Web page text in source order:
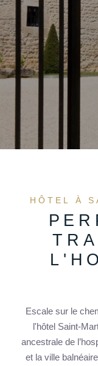
HÔTEL À
Escale sur le
l'hôtel Saint-
ancestrale de
et la ville